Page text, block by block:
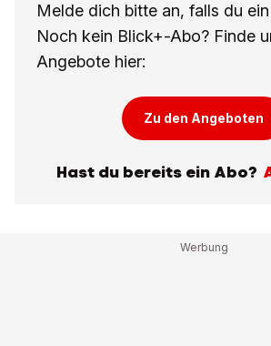
Melde dich bitte an, falls du
Noch kein Blick+-Abo? Finde
Angebote hier:
Zu den Angeboten
Hast du bereits ein Abo?